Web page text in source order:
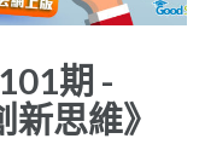
期 -
新思維》